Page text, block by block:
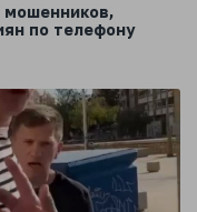
мошенников,
по телефону